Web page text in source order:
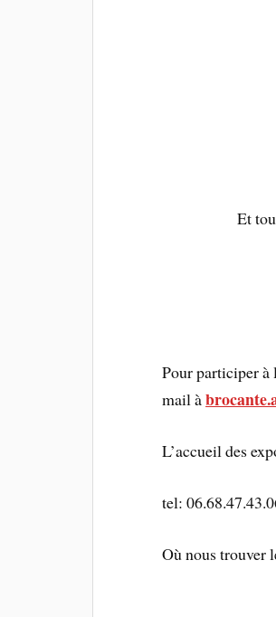
Et
Pour participer à
mail à
L’accueil des
tel:
Où nous trouver